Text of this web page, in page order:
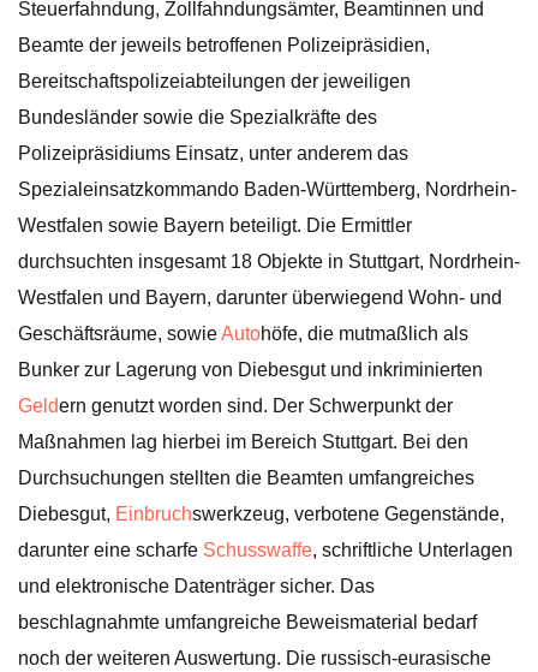
Steuerfahndung, Zollfahndungsämter, Beamtinnen und
Beamte der jeweils betroffenen Polizeipräsidien,
Bereitschaftspolizeiabteilungen der jeweiligen
Bundesländer sowie die Spezialkräfte des
Polizeipräsidiums Einsatz, unter anderem das
Spezialeinsatzkommando Baden-Württemberg, Nordrhein-
Westfalen sowie Bayern beteiligt. Die Ermittler
durchsuchten insgesamt 18 Objekte in Stuttgart, Nordrhein-
Westfalen und Bayern, darunter überwiegend Wohn- und
Geschäftsräume, sowieAutohöfe, die mutmaßlich als
Bunker zur Lagerung von Diebesgut und inkriminierten
Geldern genutzt worden sind. Der Schwerpunkt der
Maßnahmen lag hierbei im Bereich Stuttgart. Bei den
Durchsuchungen stellten die Beamten umfangreiches
Diebesgut, Einbruchswerkzeug, verbotene Gegenstände,
darunter eine scharfe Schusswaffe, schriftliche Unterlagen
und elektronische Datenträger sicher. Das
beschlagnahmte umfangreiche Beweismaterial bedarf
noch der weiteren Auswertung. Die russisch-eurasische